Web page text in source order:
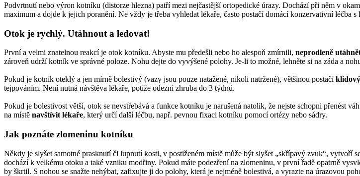
Podvrtnutí nebo výron kotníku (distorze hlezna) patří mezi nejčastější ortopedické úrazy. Dochází při něm v
maximum a dojde k jejich poranění. Ne vždy je třeba vyhledat lékaře, často postačí domácí konzervativní léčba
Otok je rychlý. Utáhnout a ledovat!
První a velmi znatelnou reakcí je otok kotníku. Abyste mu předešli nebo ho alespoň zmírnili, neprodleně
zároveň udrží kotník ve správné poloze. Nohu dejte do vyvýšené polohy. Je-li to možné, lehněte si na záda a
Pokud je kotník oteklý a jen mírně bolestivý (vazy jsou pouze natažené, nikoli natržené), většinou postačí
tejpováním. Není nutná návštěva lékaře, potíže odezní zhruba do 3 týdnů.
Pokud je bolestivost větší, otok se nevstřebává a funkce kotníku je narušená natolik, že nejste schopni přenést
na místě navštívit lékaře, který určí další léčbu, např. pevnou fixaci kotníku pomocí ortézy nebo sádry.
Jak poznáte zlomeninu kotníku
Někdy je slyšet samotné prasknutí či lupnutí kosti, v postiženém místě může být slyšet „skřípavý zvuk“, vytvoří
dochází k velkému otoku a také vzniku modřiny. Pokud máte podezření na zlomeninu, v první řadě opatrně
by škrtil. S nohou se snažte nehýbat, zafixujte ji do polohy, která je nejméně bolestivá, a vyrazte na úrazovou